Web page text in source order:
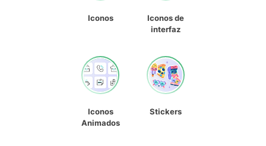
Iconos
Iconos de
interfaz
Iconos
Animados
Stickers